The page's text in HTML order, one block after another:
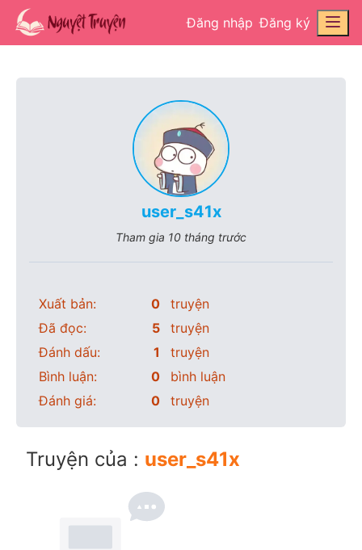
Đăng nhập Đăng ký
user_s41x
Tham gia 10 tháng trước
Xuất bản: 0
truyện
Đã đọc:
5
truyện
Đánh dấu:
1
truyện
Bình luận:
0
bình luận
Đánh giá:
0 truyện
Truyện của : user_s41x